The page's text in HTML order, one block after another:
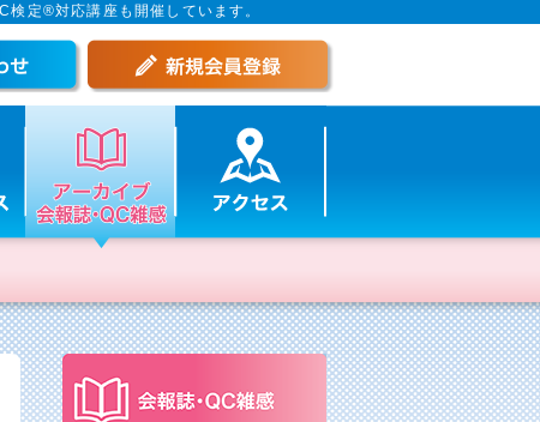
定®対応講座も開催しています。